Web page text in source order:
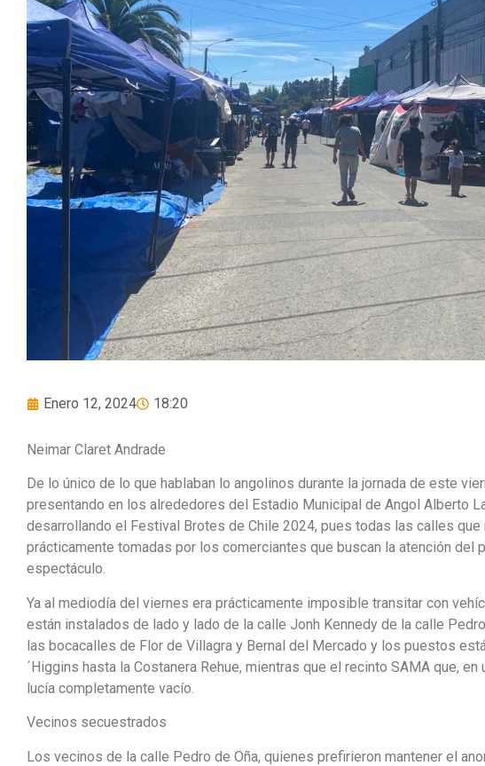
Enero 12, 2024 18:20
Neimar Claret Andrade
De lo único de lo que hablaban lo angolinos durante la jornada de este
presentando en los alrededores del Estadio Municipal de Angol Alberto
desarrollando el Festival Brotes de Chile 2024, pues todas las calles que
prácticamente tomadas por los comerciantes que buscan la atención del
espectáculo.
Ya al mediodía del viernes era prácticamente imposible transitar con
están instalados de lado y lado de la calle Jonh Kennedy de la calle
las bocacalles de Flor de Villagra y Bernal del Mercado y los puestos
´Higgins hasta la Costanera Rehue, mientras que el recinto SAMA que,
lucía completamente vacío.
Vecinos secuestrados
Los vecinos de la calle Pedro de Oña, quienes prefirieron mantener el